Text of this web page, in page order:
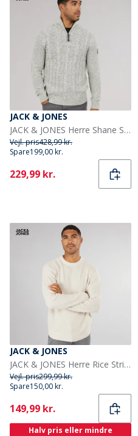
JACK & JONES
JACK & JONES Herre Shane Strikket Trøje Sølv Birke
Vejl. pris428,99 kr.
Spare199,00 kr.
Current
229,99 kr.
JACK & JONES
JACK & JONES Herre Rice Strikket Jumper Havre
Vejl. pris299,99 kr.
Spare150,00 kr.
Current
149,99 kr.
Halv pris eller mindre